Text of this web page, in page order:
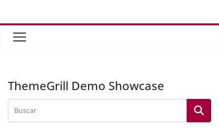
contenido
ThemeGrill Demo Showcase